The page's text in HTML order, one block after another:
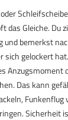
das Gleiche. Du
und bemerkst
sich gelockert
Anzugsmoment
Das kann
Funkenflug
Sicherheit